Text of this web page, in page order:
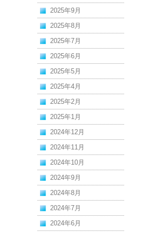
2025年9月
2025年8月
2025年7月
2025年6月
2025年5月
2025年4月
2025年2月
2025年1月
2024年12月
2024年11月
2024年10月
2024年9月
2024年8月
2024年7月
2024年6月